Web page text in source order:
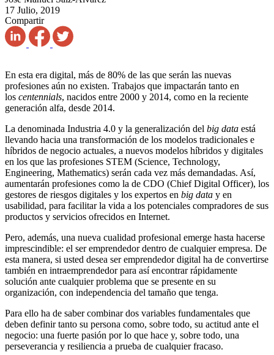
17 Julio, 2019
Compartir
En esta era digital, más de 80% de las que serán las nuevas
profesiones aún no existen. Trabajos que impactarán tanto en
los centennials, nacidos entre 2000 y 2014, como en la reciente
generación alfa, desde 2014.
La denominada Industria 4.0 y la generalización del big data está
llevando hacia una transformación de los modelos tradicionales e
híbridos de negocio actuales, a nuevos modelos híbridos y digitales
en los que las profesiones STEM (Science, Technology,
Engineering, Mathematics) serán cada vez más demandadas. Así,
aumentarán profesiones como la de CDO (Chief Digital Officer), los
gestores de riesgos digitales y los expertos en big data y en
usabilidad, para facilitar la vida a los potenciales compradores de sus
productos y servicios ofrecidos en Internet.
Pero, además, una nueva cualidad profesional emerge hasta hacerse
imprescindible: el ser emprendedor dentro de cualquier empresa. De
esta manera, si usted desea ser emprendedor digital ha de convertirse
también en intraemprendedor para así encontrar rápidamente
solución ante cualquier problema que se presente en su
organización, con independencia del tamaño que tenga.
Para ello ha de saber combinar dos variables fundamentales que
deben definir tanto su persona como, sobre todo, su actitud ante el
negocio: una fuerte pasión por lo que hace y, sobre todo, una
perseverancia y resiliencia a prueba de cualquier fracaso.